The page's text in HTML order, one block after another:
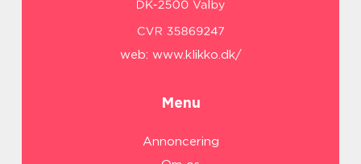
web: www.klikko.dk/
Menu
Annoncering